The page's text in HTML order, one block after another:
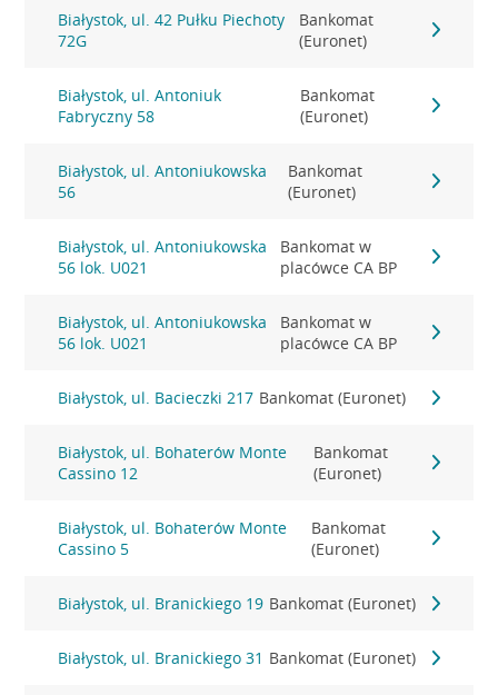
Białystok, ul. 42 Pułku Piechoty
72G
Bankomat
(Euronet)
Białystok, ul. Antoniuk
Fabryczny 58
Bankomat
(Euronet)
Białystok, ul. Antoniukowska
56
Bankomat
(Euronet)
Białystok, ul. Antoniukowska
56 lok. U021
Bankomat w
placówce CA BP
Białystok, ul. Antoniukowska
56 lok. U021
Bankomat w
placówce CA BP
Białystok, ul. Bacieczki 217 Bankomat (Euronet)
Białystok, ul. Bohaterów Monte
Cassino 12
Bankomat
(Euronet)
Białystok, ul. Bohaterów Monte
Cassino 5
Bankomat
(Euronet)
Białystok, ul. Branickiego 19 Bankomat (Euronet)
Białystok, ul. Branickiego 31 Bankomat (Euronet)